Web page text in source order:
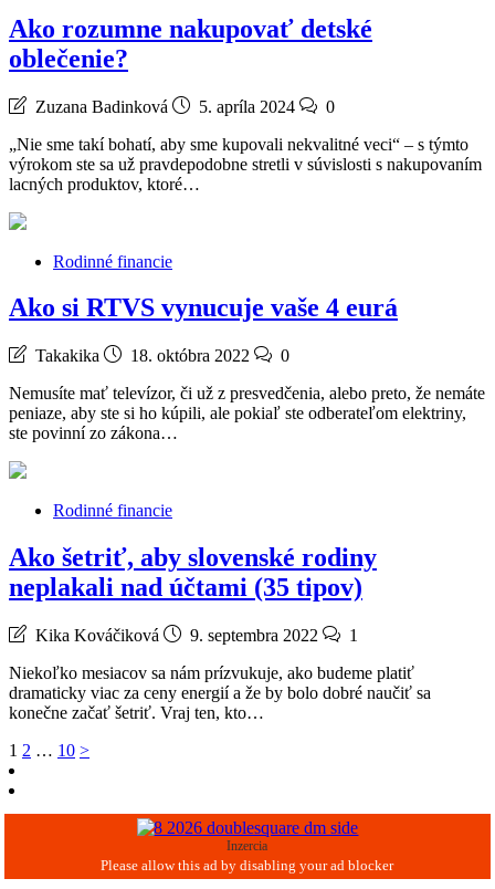
Ako rozumne nakupovať detské
oblečenie?
Zuzana Badinková 5. apríla 2024
0
„Nie sme takí bohatí, aby sme kupovali nekvalitné veci“ – s týmto
výrokom ste sa už pravdepodobne stretli v súvislosti s nakupovaním
lacných produktov, ktoré…
Rodinné financie
Ako si RTVS vynucuje vaše 4 eurá
Takakika 18. októbra 2022
0
Nemusíte mať televízor, či už z presvedčenia, alebo preto, že nemáte
peniaze, aby ste si ho kúpili, ale pokiaľ ste odberateľom elektriny,
ste povinní zo zákona…
Rodinné financie
Ako šetriť, aby slovenské rodiny
neplakali nad účtami (35 tipov)
Kika Kováčiková 9. septembra 2022
1
Niekoľko mesiacov sa nám prízvukuje, ako budeme platiť
dramaticky viac za ceny energií a že by bolo dobré naučiť sa
konečne začať šetriť. Vraj ten, kto…
Stránkovanie
príspevkov
1 2 … 10 >
Inzercia